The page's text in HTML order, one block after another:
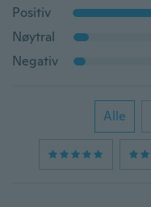
Positiv
Nøytral
Negativ
Alle